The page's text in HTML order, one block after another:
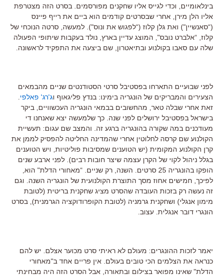
בינלאומיים, וכדי לגייס אליו שחקנים מפורסמים. בסרט הזה מצטרפת
אליו הלן מירן, אחרי שבסרטים קודמים הוא ביים את רייף פיינס
(“סאנשיין") ואת גלן קלוז (“לפגוש את ונוס"). למעשה, סרטה הנוכחי של
קלוז, “אלברט נובס", המוצג עדיין בארץ, נולד בעקבות שיתופי הפעולה
שלה עם סאבו בקולנוע ובתיאטרון, שם ביצעה את התפקיד לראשונה.
לפני שבועיים התארחו בפסטיבל סרטי הסטודנטים שניים מהבמאים
הצעירים והמבריקים של הונגריה בימינו: בנדץ פליגאוף וג'רג' פאלפי
זאת אחרי שבלה טאר, מהחשובים בבמאי הונגריה העכשוויים, ביקר
בישראל בפסטיבל ירושלים לפני שנה. כך שלמעשה יצא שאנחנו די
מעודכנים במה שקורה בהונגריה ברגע זה. והמצב שם עגום: תעשיית
הקולנוע שם קרסה לחלוטין אחרי שהמדינה החליטה להפסיק לממן את
קרן הקולנוע המקומית (יש הטוענים שמסיבות פוליטיות, ויש הטוענים
בגלל ניהול לקוי של הקרן עצמה שיצר חובות רבים). לפני ארבע שנים
הופקו בהונגריה 25 סרטים. השנה, רק שניים. “מאחורי הדלת" הוא,
לפיכך, חמישים אחוז מסך התוצרת הקולנועית של הונגריה השנה. וגם
זה נעשה רק בזכות העובדה שהסרט מציג שחקנית בריטית (לטובת
מימון אנגלי) ושחקנית גרמניה (לטובת הקופרודוקציה הגרמנית), בסרט
הונגרי דובר אנגלית. עצוב.
יאמר לזכות ההונגרים: מעולם לא ראיתי סרט מכוער אצלם. יש להם
כנראה את הצלמים הכי טובים בעולם. אין פריים אחד ב"מאחורי
הדלת" שאינו מפואר בצילום ובתאורה, אבל הסרט הזה היה מבחינתי